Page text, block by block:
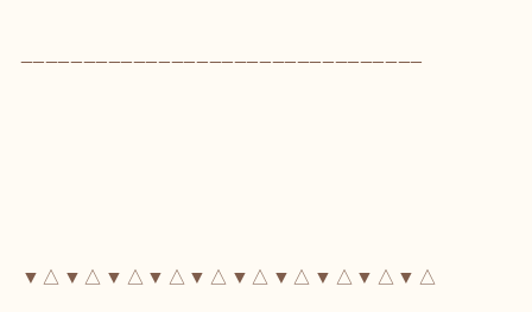
▼△▼△▼△▼△▼△▼△▼△▼△▼△▼△